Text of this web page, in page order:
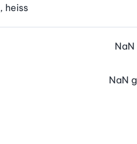
, heiss
NaN
NaN g